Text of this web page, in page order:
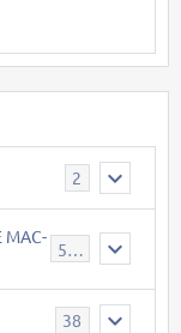
2
MAC-
543
38